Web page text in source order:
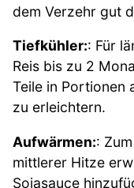
dem Verzehr gut
Tiefkühler:: Für
Reis bis zu 2
Teile in Portionen
zu erleichtern.
Aufwärmen::
mittlerer Hitze
Sojasauce